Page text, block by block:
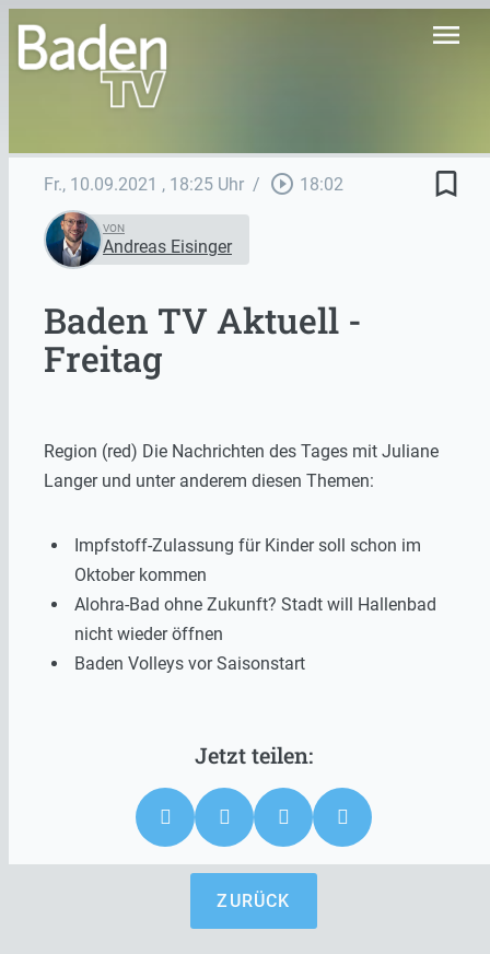
menu
Fr., 10.09.2021 , 18:25 Uhr / play_circle_outline 18:02 bookmark_border
VON
Andreas Eisinger
Baden TV Aktuell -
Freitag
Region (red) Die Nachrichten des Tages mit Juliane
Langer und unter anderem diesen Themen:
Impfstoff-Zulassung für Kinder soll schon im
Oktober kommen
Alohra-Bad ohne Zukunft? Stadt will Hallenbad
nicht wieder öffnen
Baden Volleys vor Saisonstart
ZURÜCK